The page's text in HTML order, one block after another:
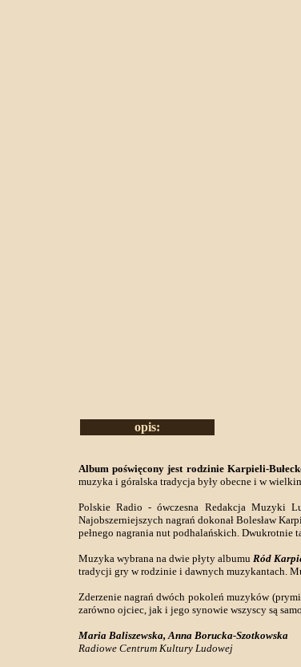
opis:
Album poświęcony jest rodzinie Karpieli-
muzyka i góralska tradycja były obecne i w
Polskie Radio - ówczesna Redakcja Muzyki
Najobszerniejszych nagrań dokonał Bolesław
pełnego nagrania nut podhalańskich. Dwukrotnie
Muzyka wybrana na dwie płyty albumu Ród
tradycji gry w rodzinie i dawnych muzykantach.
Zderzenie nagrań dwóch pokoleń muzyków
zarówno ojciec, jak i jego synowie wszyscy są
Maria Baliszewska, Anna Borucka-Szotkowska
Radiowe Centrum Kultury Ludowej